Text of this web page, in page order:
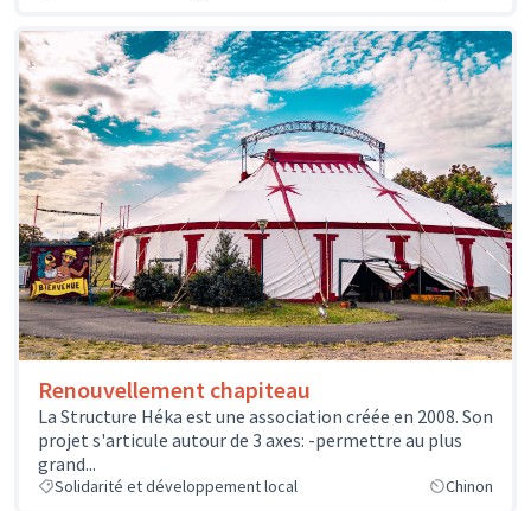
Renouvellement chapiteau
La Structure Héka est une association créée en 2008. Son
projet s'articule autour de 3 axes: -permettre au plus
grand...
Solidarité et développement local Chinon